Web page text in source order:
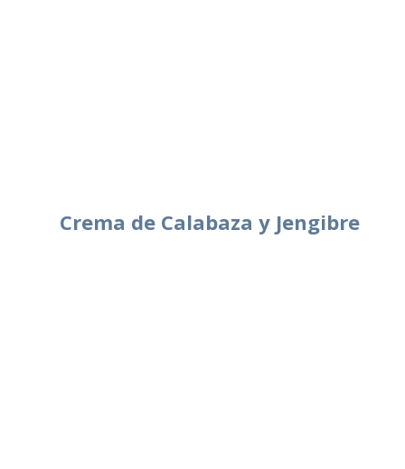
Crema de Calabaza y Jengibre